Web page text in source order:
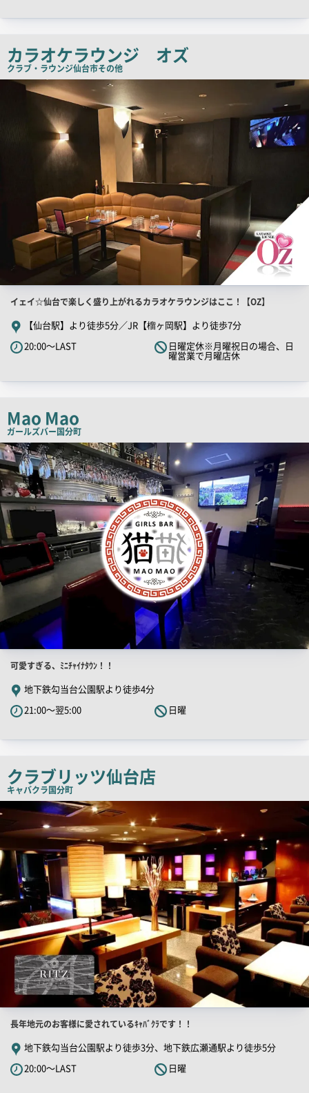
ピ
ー
カラオケラウンジ オズ
クラブ・ラウンジ仙台市その他
店
店
舗
PR
キ
ッ
コ
ピ
ー
イェイ☆仙台で楽しく盛り上がれるカラオケラウンジはここ！【OZ】
【仙台駅】より徒歩5分／JR【榴ヶ岡駅】より徒歩7分
20:00～LAST
日曜定休※月曜祝日の場合、日
曜営業で月曜店休
Mao Mao
ガールズバー国分町
店
舗
PR
画
像
店
舗
PR
キ
コ
ピ
可愛すぎる、ﾐﾆﾁｬｲﾅﾀｳﾝ！！
地下鉄勾当台公園駅より徒歩4分
21:00～翌5:00
日曜
クラブリッツ仙台店
キャバクラ国分町
店
舗
画
像
店
舗
PR
キ
長年地元のお客様に愛されているｷｬﾊﾞｸﾗです！！
地下鉄勾当台公園駅より徒歩3分、地下鉄広瀬通駅より徒歩5分
20:00～LAST
日曜